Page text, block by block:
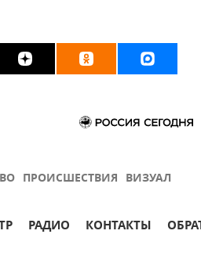
ПРОИСШЕСТВИЯ ВИЗУАЛ
РАДИО КОНТАКТЫ